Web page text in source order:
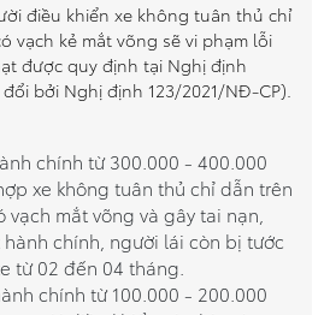
điều khiển xe không tuân thủ chỉ
vạch kẻ mắt võng sẽ vi phạm lỗi
được quy định tại Nghị định
bởi Nghị định 123/2021/NĐ-CP).
chính từ 300.000 - 400.000
xe không tuân thủ chỉ dẫn trên
mắt võng và gây tai nạn,
chính, người lái còn bị tước
từ 02 đến 04 tháng.
chính từ 100.000 - 200.000